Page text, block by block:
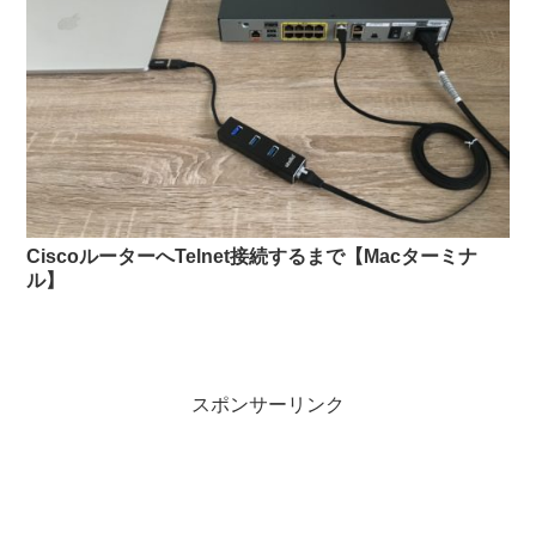
CiscoルーターへTelnet接続するまで【Macターミナ
ル】
スポンサーリンク